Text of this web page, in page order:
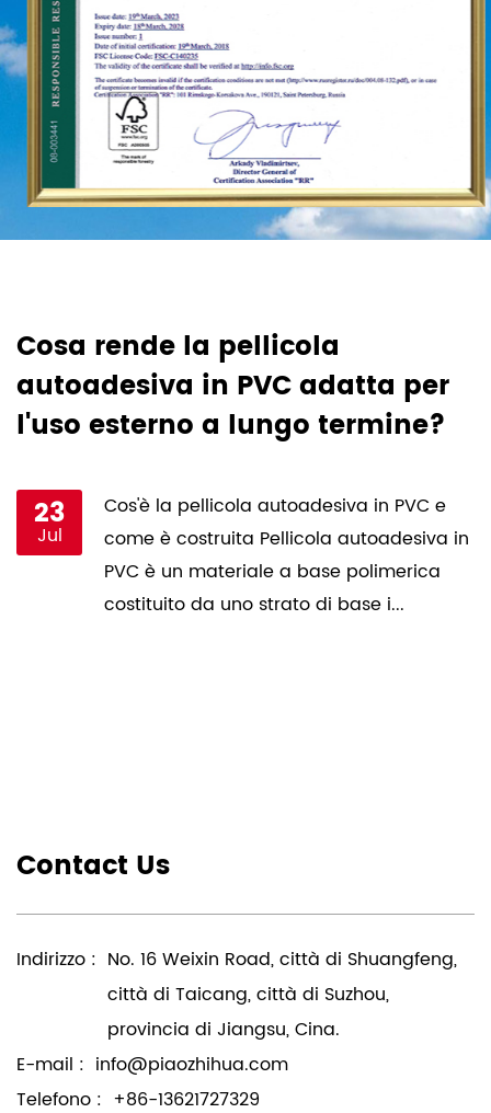
Cosa rende la pellicola
autoadesiva in PVC adatta per
l'uso esterno a lungo termine?
23
Jul
Cos'è la pellicola autoadesiva in PVC e
come è costruita Pellicola autoadesiva in
PVC è un materiale a base polimerica
costituito da uno strato di base i...
Contact Us
Indirizzo : No. 16 Weixin Road, città di Shuangfeng,
città di Taicang, città di Suzhou,
provincia di Jiangsu, Cina.
E-mail : info@piaozhihua.com
Telefono : +86-13621727329